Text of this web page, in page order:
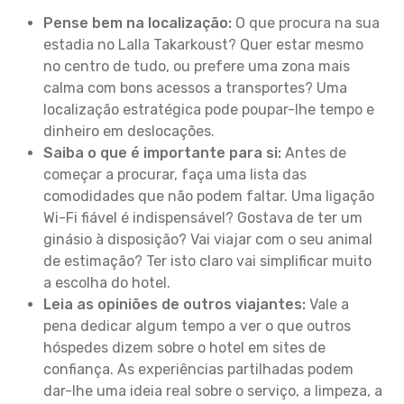
Pense bem na localização: O que procura na sua
estadia no Lalla Takarkoust? Quer estar mesmo
no centro de tudo, ou prefere uma zona mais
calma com bons acessos a transportes? Uma
localização estratégica pode poupar-lhe tempo e
dinheiro em deslocações.
Saiba o que é importante para si: Antes de
começar a procurar, faça uma lista das
comodidades que não podem faltar. Uma ligação
Wi-Fi fiável é indispensável? Gostava de ter um
ginásio à disposição? Vai viajar com o seu animal
de estimação? Ter isto claro vai simplificar muito
a escolha do hotel.
Leia as opiniões de outros viajantes: Vale a
pena dedicar algum tempo a ver o que outros
hóspedes dizem sobre o hotel em sites de
confiança. As experiências partilhadas podem
dar-lhe uma ideia real sobre o serviço, a limpeza, a